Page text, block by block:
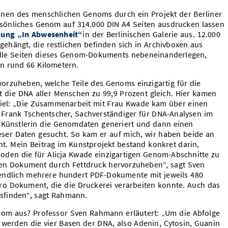
des menschlichen Genoms durch ein Projekt der Berliner
Genom auf 314.000 DIN A4 Seiten ausdrucken lassen
„In Abwesenheit“in der Berlinischen Galerie aus. 12.000
die restlichen befinden sich in Archivboxen aus
Seiten dieses Genom-Dokuments nebeneinanderlegen,
rund 66 Kilometern.
welche Teile des Genoms einzigartig für die
DNA aller Menschen zu 99,9 Prozent gleich. Hier kamen
„Die Zusammenarbeit mit Frau Kwade kam über einen
Tschentscher, Sachverständiger für DNA-Analysen im
die Genomdaten generiert und dann einen
Daten gesucht. So kam er auf mich, wir haben beide an
Mein Beitrag im Kunstprojekt bestand konkret darin,
die für Alicja Kwade einzigartigen Genom-Abschnitte zu
Dokument durch Fettdruck hervorzuheben“, sagt Sven
mehrere hundert PDF-Dokumente mit jeweils 480
Dokument, die die Druckerei verarbeiten konnte. Auch das
sagt Rahmann.
aus? Professor Sven Rahmann erläutert: „Um die Abfolge
die vier Basen der DNA, also Adenin, Cytosin, Guanin